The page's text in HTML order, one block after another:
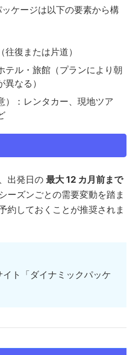
ケージは以下の要素から構
往復または片道）
テル・旅館（プランにより朝
なる）
）：レンタカー、現地ツア
出発日の 最大 12 カ月前まで
ーズンごとの需要変動を踏ま
約しておくことが推奨されま
ト「ダイナミックパッケ